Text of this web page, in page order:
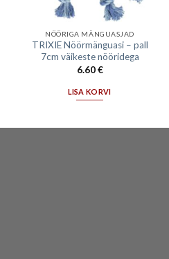
NÖÖRIGA MÄNGUASJAD
TRIXIE Nöörmänguasi – pall
7cm väikeste nööridega
6.60€
LISA KORVI